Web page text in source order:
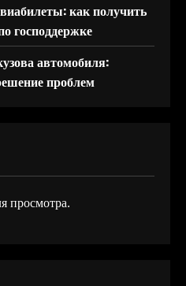
как получить
господдержке
автомобиля:
проблем
просмотра.